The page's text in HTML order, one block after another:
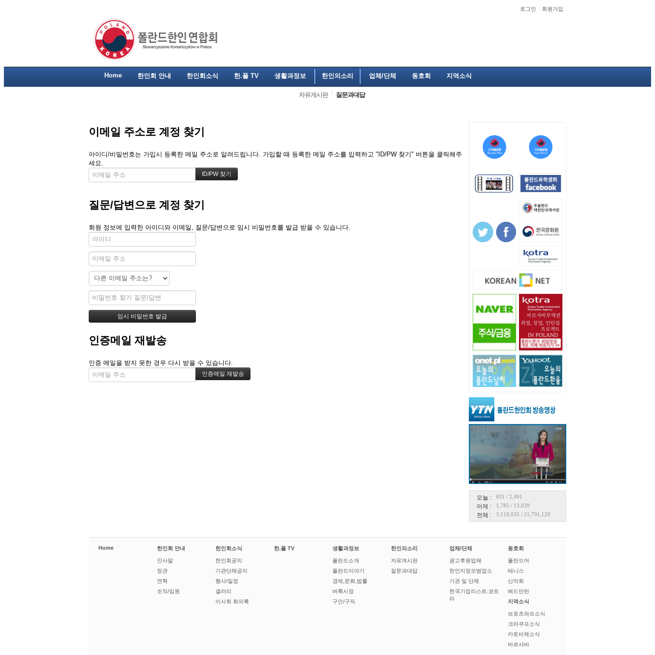
로그인 회원가입
Home 한인회 안내 한인회소식 한.폴 TV 생활과정보 한인의소리 업체/단체 동호회 지역소식
자유게시판 질문과대답
오늘 : 831 / 2,491
어제 : 1,785 / 13,039
전체 : 3,118,035 / 21,791,129
이메일 주소로 계정 찾기
아이디/비밀번호는 가입시 등록한 메일 주소로 알려드립니다. 가입할 때 등록한 메일 주소를 입력하고 "ID/PW 찾기" 버튼을 클릭해주
세요.
질문/답변으로 계정 찾기
회원 정보에 입력한 아이디와 이메일, 질문/답변으로 임시 비밀번호를 발급 받을 수 있습니다.
인증메일 재발송
인증 메일을 받지 못한 경우 다시 받을 수 있습니다.
Home 한인회 안내
인사말
정관
연혁
조직/임원
한인회소식
한인회공지
기관단체공지
행사/일정
갤러리
이사회 회의록
한.폴 TV 생활과정보
폴란드소개
폴란드이야기
경제,문화,법률
벼룩시장
구인/구직
한인의소리
자유게시판
질문과대답
업체/단체
광고후원업체
한인지정모범업소
기관 및 단체
한국기업리스트:코트
라
동호회
폴란드어
테니스
산악회
베드민턴
지역소식
브로츠와프소식
크라쿠프소식
카토비체소식
바르샤바